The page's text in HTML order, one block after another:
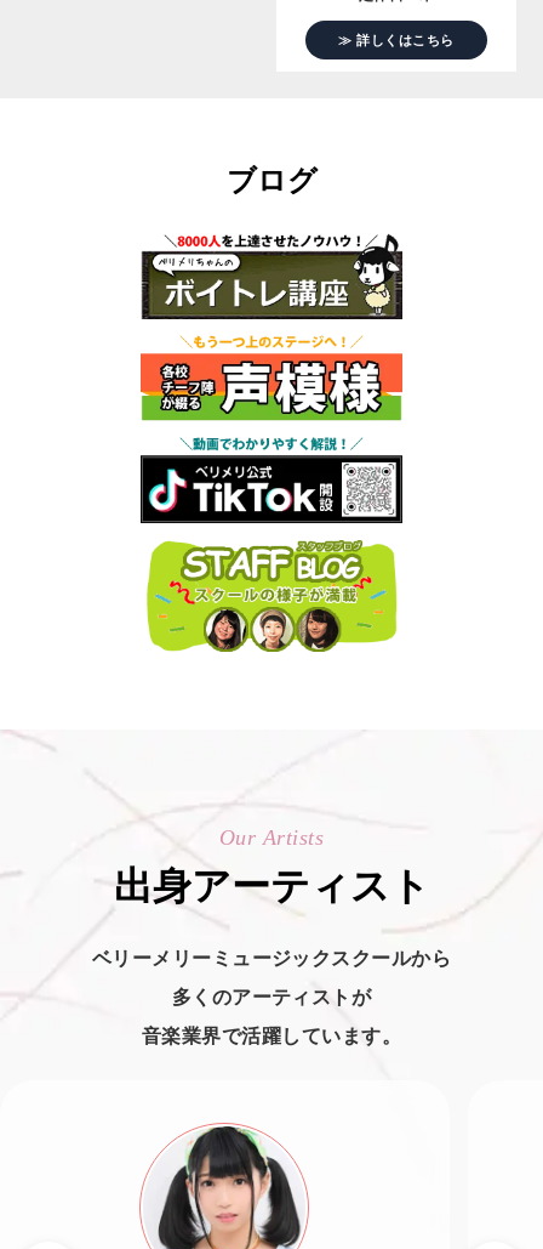
≫ 詳しくはこちら
ブログ
Our Artists
出身アーティスト
ベリーメリーミュージックスクールから
多くのアーティストが
音楽業界で活躍しています。